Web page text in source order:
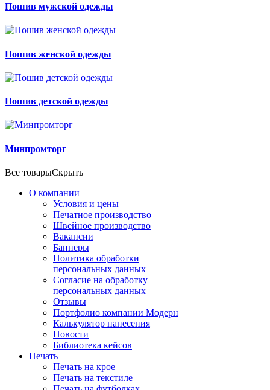
Пошив мужской одежды
Пошив женской одежды
Пошив детской одежды
Минпромторг
Все товарыСкрыть
О компании
Условия и цены
Печатное производство
Швейное производство
Вакансии
Баннеры
Политика обработки
персональных данных
Согласие на обработку
персональных данных
Отзывы
Портфолио компании Модерн
Калькулятор нанесения
Новости
Библиотека кейсов
Печать
Печать на крое
Печать на текстиле